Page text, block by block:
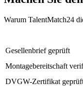
Warum TalentMatch24
Gesellenbrief geprüft
Montagebereitschaft
DVGW-Zertifikat